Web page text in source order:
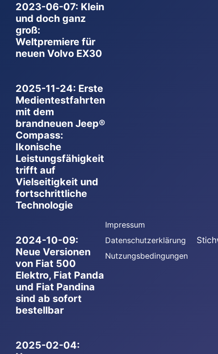
2023-06-07: Klein
und doch ganz
groß:
Weltpremiere für
neuen Volvo EX30
2025-11-24: Erste
Medientestfahrten
mit dem
brandneuen Jeep®
Compass:
Ikonische
Leistungsfähigkeit
trifft auf
Vielseitigkeit und
fortschrittliche
Technologie
2024-10-09:
Neue Versionen
von Fiat 500
Elektro, Fiat Panda
und Fiat Pandina
sind ab sofort
bestellbar
2025-02-04:
Impressum
Datenschutzerklärung
Nutzungsbedingungen